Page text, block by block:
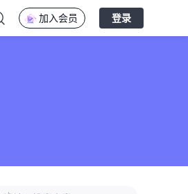
加入会员 登录